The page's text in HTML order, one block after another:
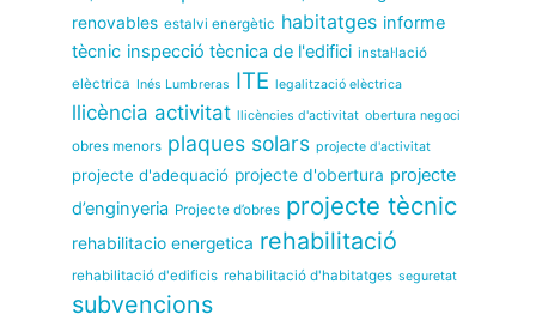
renovables estalvi energètic habitatges informe
tècnic inspecció tècnica de l'edifici instal·lació
elèctrica Inés Lumbreras ITE legalització elèctrica
llicència activitat llicències d'activitat obertura negoci
obres menors plaques solars projecte d'activitat
projecte d'adequació projecte d'obertura projecte
d’enginyeria Projecte d’obres projecte tècnic
rehabilitacio energetica rehabilitació
rehabilitació d'edificis rehabilitació d'habitatges seguretat
subvencions